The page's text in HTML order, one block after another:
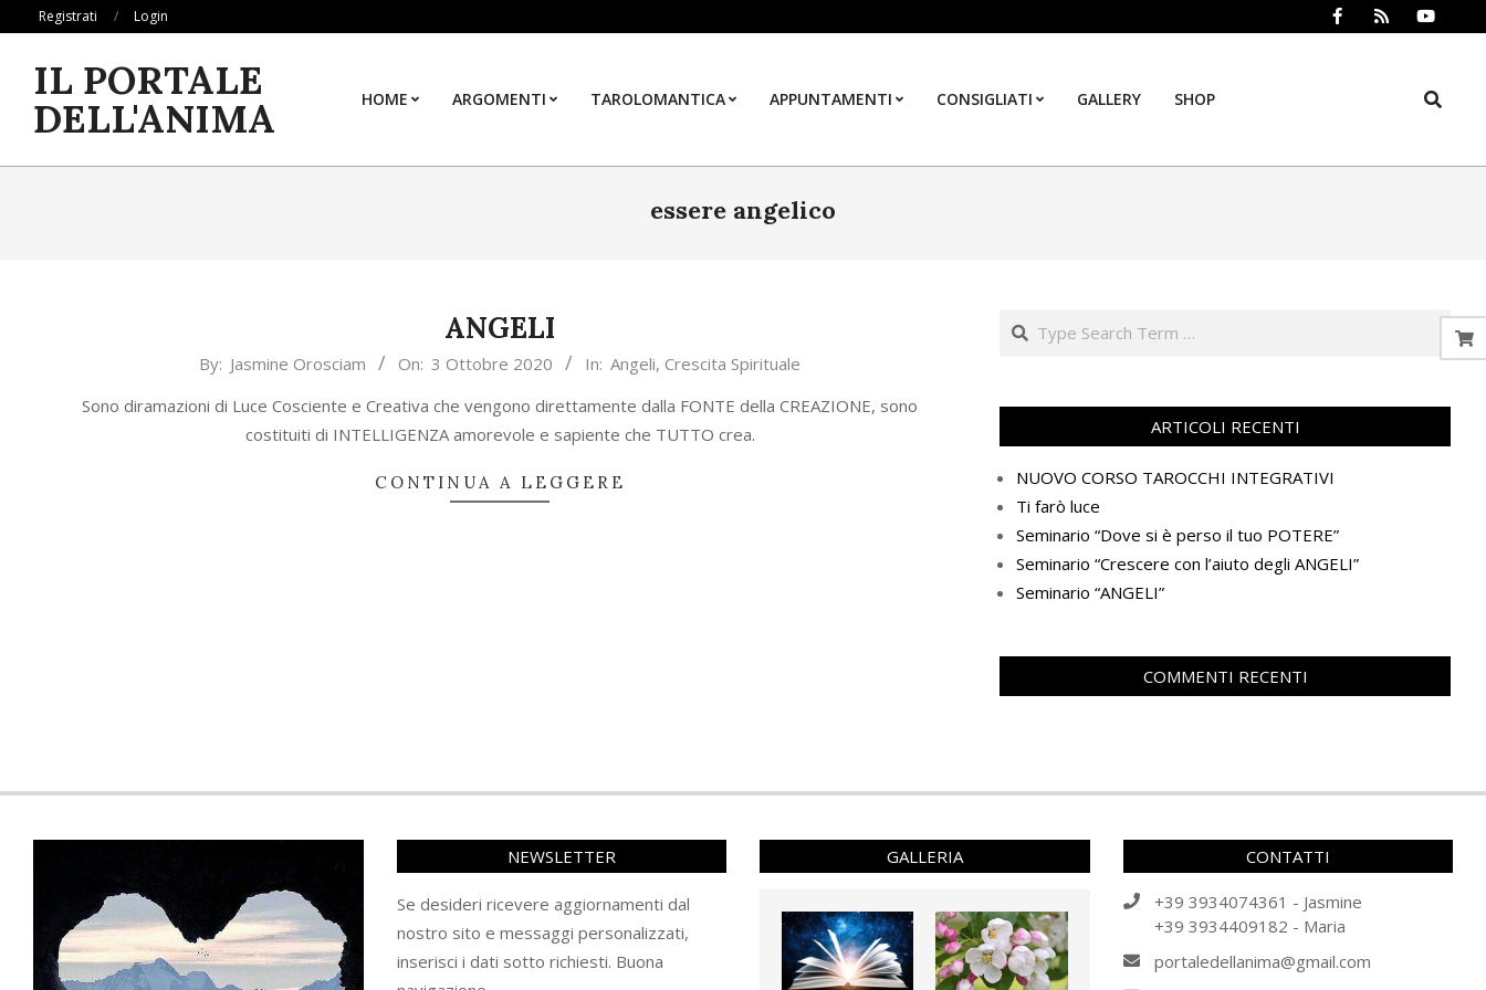
content
Registrati Login
IL PORTALE
DELL'ANIMA HOME ARGOMENTI TAROLOMANTICA APPUNTAMENTI CONSIGLIATI GALLERY SHOP Search
essere angelico
ANGELI
03
By: Jasmine Orosciam On: 3 Ottobre 2020 In: Angeli, Crescita Spirituale
Sono diramazioni di Luce Cosciente e Creativa che vengono direttamente dalla FONTE della CREAZIONE, sono
costituiti di INTELLIGENZA amorevole e sapiente che TUTTO crea.
CONTINUA A LEGGERE
Search
ARTICOLI RECENTI
NUOVO CORSO TAROCCHI INTEGRATIVI
Ti farò luce
Seminario “Dove si è perso il tuo POTERE”
Seminario “Crescere con l’aiuto degli ANGELI”
Seminario “ANGELI”
COMMENTI RECENTI
NEWSLETTER
Se desideri ricevere aggiornamenti dal
nostro sito e messaggi personalizzati,
inserisci i dati sotto richiesti. Buona
GALLERIA CONTATTI
+39 3934074361 - Jasmine
+39 3934409182 - Maria
portaledellanima@gmail.com